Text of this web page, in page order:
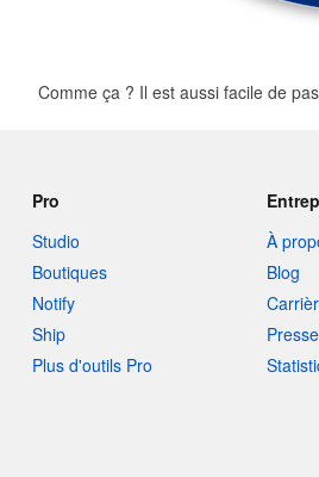
Comme ça ? Il est aussi facile de
Pro
Studio
Boutiques
Notify
Ship
Plus d'outils Pro
À
Blog
Presse